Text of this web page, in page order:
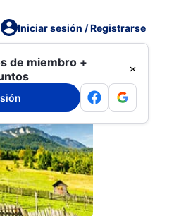
Iniciar sesión / Registrarse
de miembro +